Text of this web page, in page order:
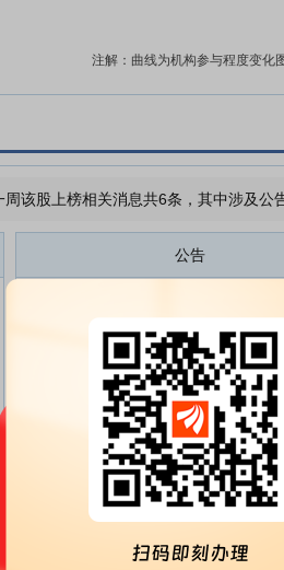
注解：曲线为机构参与程度变化
周该股上榜相关消息共6条，其中涉及公
公告
公告
健尔康:健尔康医疗科技股份
公司关于使用部分闲置募集
行现金管理到期赎回公告
健尔康:健尔康医疗科技股份
公司关于使用部分闲置募集
行现金管理到期赎回公告
健尔康:健尔康医疗科技股份
务总监候选人任职资格的审